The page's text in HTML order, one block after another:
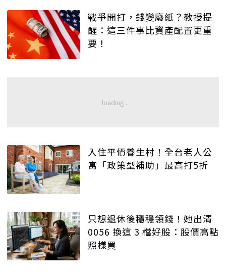
戰爭開打，錢變廢紙？教授提
醒：這三件事比資產配置更重
要！
入住平價養生村！全台老人公
寓「政策型補助」最高打5折
只想退休後穩穩領錢！她出清
0056 換這 3 檔好股：股價高點
照樣買